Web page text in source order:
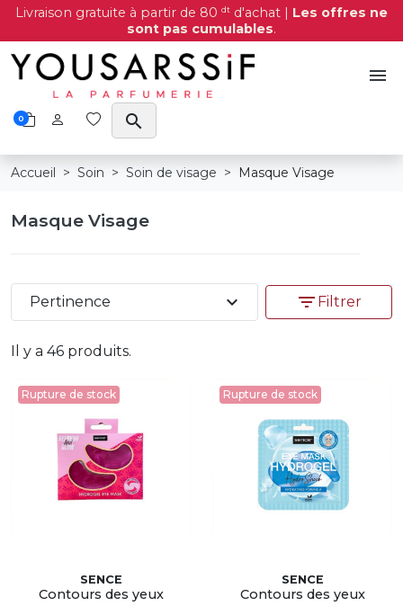
Livraison gratuite à partir de 80 dt d'achat | Les offres ne
sont pas cumulables.
menu
0 search
Accueil Soin Soin de visage Masque Visage
Masque Visage
Il y a 46 produits.
Pertinence expand_more filter_list Filtrer
Rupture de stock
SENCE
Contours des yeux
Rupture de stock
SENCE
Contours des yeux